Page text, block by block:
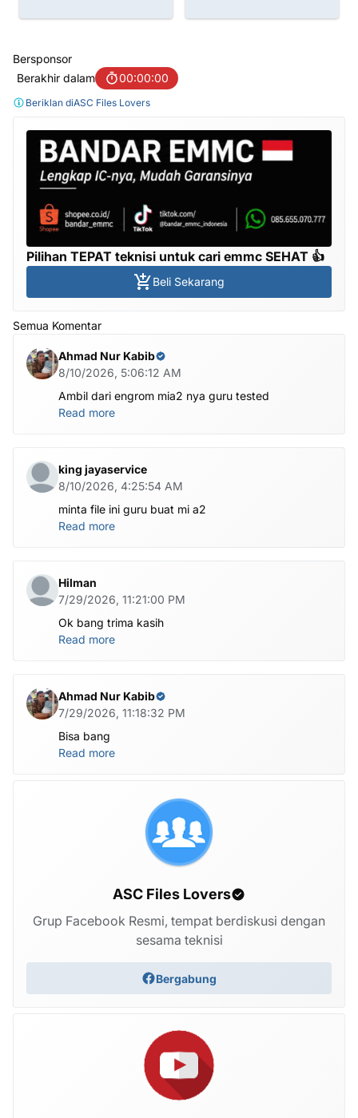
Bersponsor
Berakhir dalam
00:00:00
Beriklan diASC Files Lovers
Pilihan TEPAT teknisi untuk cari emmc SEHAT 👍
Beli Sekarang
Semua Komentar
Ahmad Nur Kabib
8/10/2026, 5:06:12 AM
Ambil dari engrom mia2 nya guru tested
Read more
king jayaservice
8/10/2026, 4:25:54 AM
minta file ini guru buat mi a2
Read more
Hilman
7/29/2026, 11:21:00 PM
Ok bang trima kasih
Read more
Ahmad Nur Kabib
7/29/2026, 11:18:32 PM
Bisa bang
Read more
ASC Files Lovers
Grup Facebook Resmi, tempat berdiskusi dengan
sesama teknisi
Bergabung